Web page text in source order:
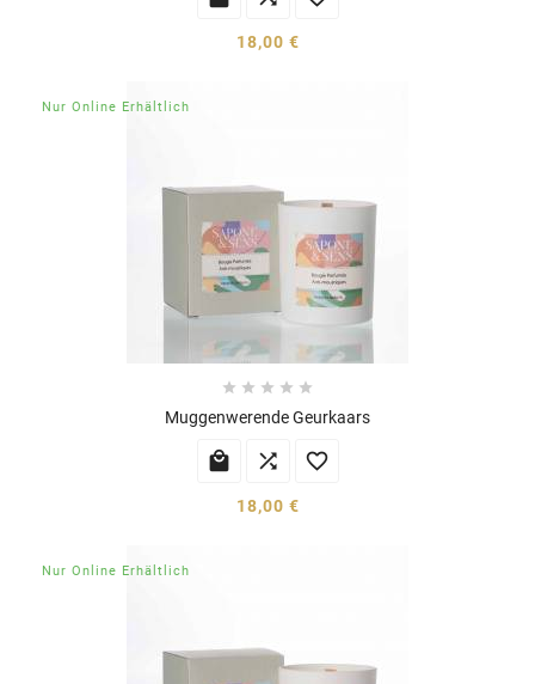
18,00 €
Nur Online Erhältlich
    
Muggenwerende Geurkaars
  
18,00 €
Nur Online Erhältlich